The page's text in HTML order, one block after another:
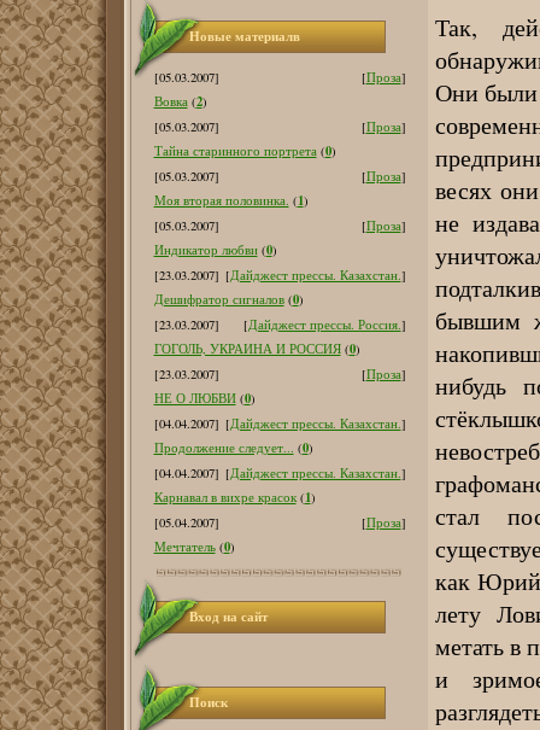
Новые материалв
[05.03.2007] [Проза]
Вовка (2)
[05.03.2007]
[Проза]
Тайна старинного портрета (0)
[05.03.2007]
[Проза]
Моя вторая половинка. (1)
[05.03.2007]
[Проза]
Индикатор любви (0)
[23.03.2007] [Дайджест прессы. Казахстан.]
Дешифратор сигналов (0)
[23.03.2007]
[Дайджест прессы. Россия.]
ГОГОЛЬ, УКРАИНА И РОССИЯ (0)
[23.03.2007]
[Проза]
НЕ О ЛЮБВИ (0)
[04.04.2007] [Дайджест прессы. Казахстан.]
Продолжение следует... (0)
[04.04.2007] [Дайджест прессы. Казахстан.]
Карнавал в вихре красок (1)
[05.04.2007]
[Проза]
Мечтатель (0)
Вход на сайт
Поиск
Так,
Они были
весях
не
бывшим
нибудь
стал
как Юрий
лету
метать в
и